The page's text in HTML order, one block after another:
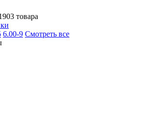
товара
6.00-9 Смотреть все